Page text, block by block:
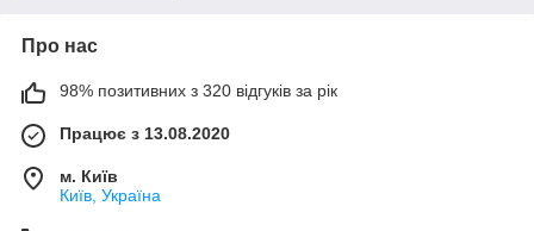
Про нас
98% позитивних з 320 відгуків за рік
Працює з 13.08.2020
м. Київ
Київ, Україна